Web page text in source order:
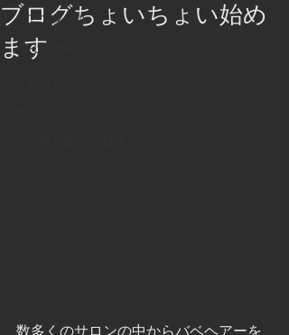
ヘアスタイル
バベヘアーのこと
ブログちょいちょい始め
ます
数多くのサロンの中からバベヘアーを